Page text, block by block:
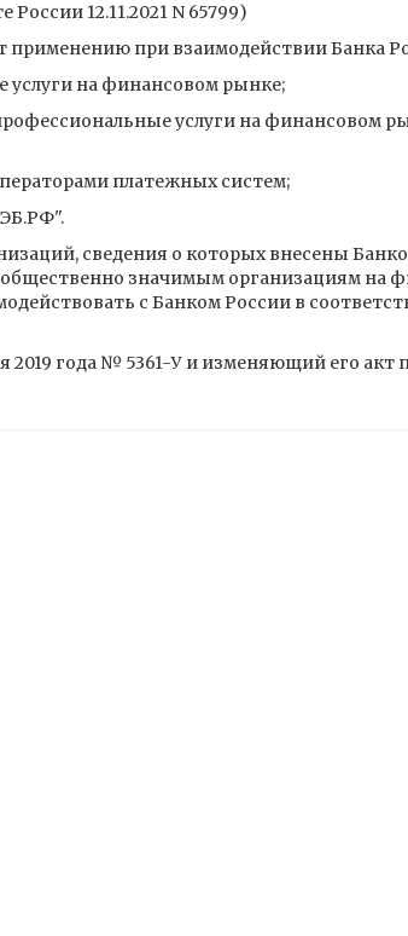
12.11.2021 N 65799)
при взаимодействии Банка
на финансовом рынке;
услуги на финансовом
платежных систем;
сведения о которых внесены
значимым организациям на
с Банком России в
2019 года № 5361-У и изменяющий его